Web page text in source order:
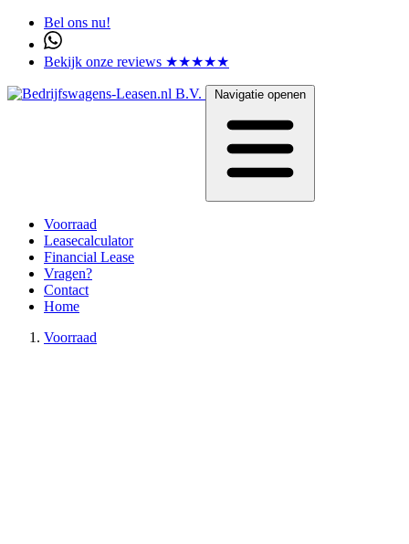
Bel ons nu!
Bekijk onze reviews ★★★★★
Navigatie openen
Voorraad
Leasecalculator
Financial Lease
Vragen?
Contact
Home
Voorraad